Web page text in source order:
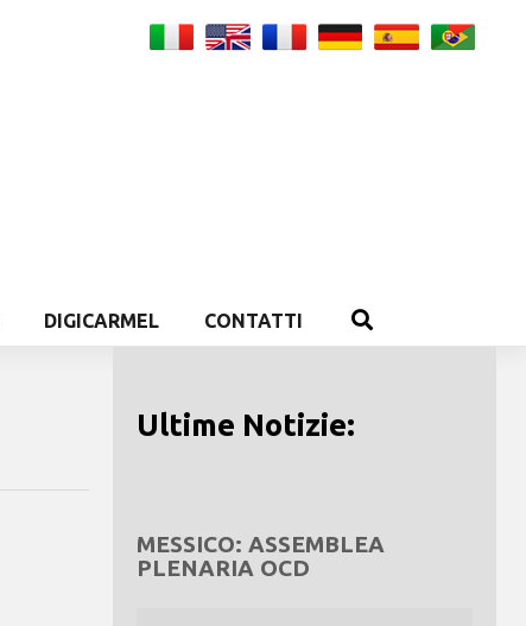
DIGICARMEL CONTATTI
Ultime Notizie:
MESSICO: ASSEMBLEA
PLENARIA OCD